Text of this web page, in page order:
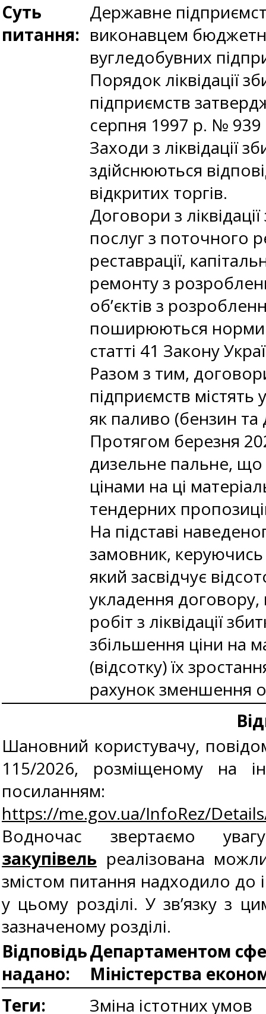
Суть
питання:
Державне
виконавцем
вугледобувних
Порядок ліквідації
підприємств
серпня 1997 р. № 939
Заходи з ліквідації
здійснюються
відкритих торгів.
Договори з
послуг з поточного
реставрації,
ремонту з
об’єктів з
поширюються норми
статті 41 Закону
Разом з тим,
підприємств містять
як паливо (бензин
Протягом березня
дизельне пальне,
цінами на ці
тендерних
На підставі
замовник,
який засвідчує
укладення договору,
робіт з ліквідації
збільшення ціни на
(відсотку) їх
рахунок зменшення
Шановний користувачу,
115/2026, розміщеному на
посиланням:
https://me.gov.ua/InfoRez/
Водночас звертаємо
закупівель реалізована
змістом питання надходило до
у цьому розділі. У зв’язку з
зазначеному розділі.
Відповідь
надано:
Департаментом
Міністерства
Теги:
Зміна істотних умов